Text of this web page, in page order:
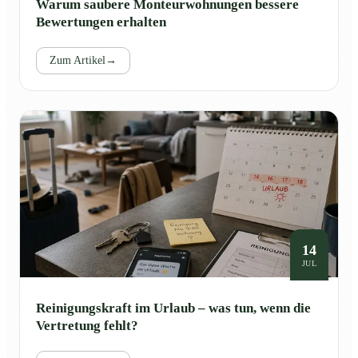
Warum saubere Monteurwohnungen bessere
Bewertungen erhalten
Zum Artikel→
14
JUL
Reinigungskraft im Urlaub – was tun, wenn die
Vertretung fehlt?